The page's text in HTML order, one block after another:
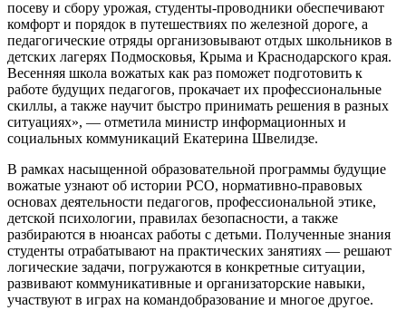
посеву и сбору урожая, студенты-проводники обеспечивают
комфорт и порядок в путешествиях по железной дороге, а
педагогические отряды организовывают отдых школьников в
детских лагерях Подмосковья, Крыма и Краснодарского края.
Весенняя школа вожатых как раз поможет подготовить к
работе будущих педагогов, прокачает их профессиональные
скиллы, а также научит быстро принимать решения в разных
ситуациях», — отметила министр информационных и
социальных коммуникаций Екатерина Швелидзе.
В рамках насыщенной образовательной программы будущие
вожатые узнают об истории РСО, нормативно-правовых
основах деятельности педагогов, профессиональной этике,
детской психологии, правилах безопасности, а также
разбираются в нюансах работы с детьми. Полученные знания
студенты отрабатывают на практических занятиях — решают
логические задачи, погружаются в конкретные ситуации,
развивают коммуникативные и организаторские навыки,
участвуют в играх на командобразование и многое другое.